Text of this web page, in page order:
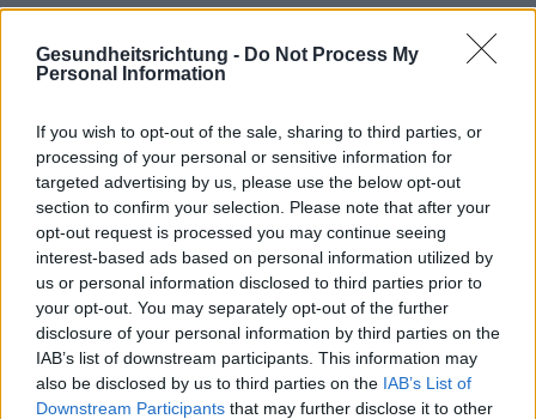
Gesundheitsrichtung - Do Not Process My
Personal Information
If you wish to opt-out of the sale, sharing to third parties, or
processing of your personal or sensitive information for
targeted advertising by us, please use the below opt-out
section to confirm your selection. Please note that after your
opt-out request is processed you may continue seeing
interest-based ads based on personal information utilized by
us or personal information disclosed to third parties prior to
your opt-out. You may separately opt-out of the further
disclosure of your personal information by third parties on the
IAB’s list of downstream participants. This information may
also be disclosed by us to third parties on the IAB’s List of
Downstream Participants that may further disclose it to other
Interessant? Teilen sie es auf Facebook!
Möchten Sie auf dem Laufenden bleiben?
Folgen Sie uns auf
Google
News
ZUGEHÖRIG
Themen Abenteuer Geistige-gesundheit